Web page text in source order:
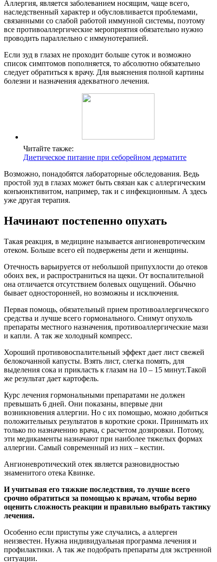
Аллергия, является заболеванием носящим, чаще всего,
наследственный характер и обусловливается проблемами,
связанными со слабой работой иммунной системы, поэтому
все противоаллергические мероприятия обязательно нужно
проводить параллельно с иммунотерапией.
Если зуд в глазах не проходит больше суток и возможно
список симптомов пополняется, то абсолютно обязательно
следует обратиться к врачу. Для выяснения полной картины
болезни и назначения адекватного лечения.
Читайте также:
Диетическое питание при себорейном дерматите
Возможно, понадобятся лабораторные обследования. Ведь
простой зуд в глазах может быть связан как с аллергическим
конъюнктивитом, например, так и с инфекционным. А здесь
уже другая терапия.
Начинают постепенно опухать
Такая реакция, в медицине называется ангионевротическим
отеком. Больше всего ей подвержены дети и женщины.
Отечность варьируется от небольшой припухлости до отеков
обоих век, и распространиться на щеки. От воспалительной
она отличается отсутствием болевых ощущений. Обычно
бывает односторонней, но возможны и исключения.
Первая помощь, обязательный прием противоаллергического
средства и лучше всего гормонального. Снимут опухоль
препараты местного назначения, противоаллергические мази
и капли. А так же холодный компресс.
Хороший противовоспалительный эффект дает лист свежей
белокочанной капусты. Взять лист, слегка помять, для
выделения сока и прикласть к глазам на 10 – 15 минут.Такой
же результат дает картофель.
Курс лечения гормональными препаратами не должен
превышать 6 дней. Они показаны, впервые дни
возникновения аллергии. Но с их помощью, можно добиться
положительных результатов в короткие сроки. Принимать их
только по назначению врача, с расчетом дозировки. Потому,
эти медикаменты назначают при наиболее тяжелых формах
аллергии. Самый современный из них – кестин.
Ангионевротический отек является разновидностью
знаменитого отека Квинке.
И учитывая его тяжкие последствия, то лучше всего
срочно обратиться за помощью к врачам, чтобы верно
оценить сложность реакции и правильно выбрать тактику
лечения.
Особенно если приступы уже случались, а аллерген
неизвестен. Нужна индивидуальная программа лечения и
профилактики. А так же подобрать препараты для экстренной
ситуации.